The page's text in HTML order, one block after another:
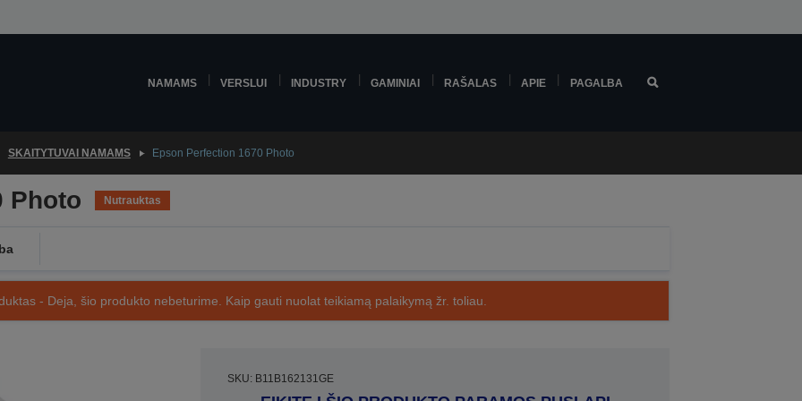
NAMAMS VERSLUI INDUSTRY GAMINIAI RAŠALAS APIE PAGALBA
SKAITYTUVAI NAMAMS Epson Perfection 1670 Photo
Photo Nutrauktas
- Deja, šio produkto nebeturime. Kaip gauti nuolat teikiamą palaikymą žr. toliau.
SKU: B11B162131GE